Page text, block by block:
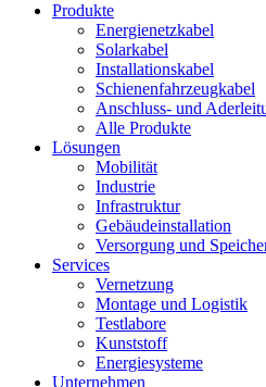
Produkte
Energienetzkabel
Solarkabel
Installationskabel
Schienenfahrzeugkabel
Anschluss- und
Alle Produkte
Lösungen
Mobilität
Industrie
Infrastruktur
Gebäudeinstallation
Versorgung und
Services
Vernetzung
Montage und Logistik
Testlabore
Kunststoff
Energiesysteme
Unternehmen